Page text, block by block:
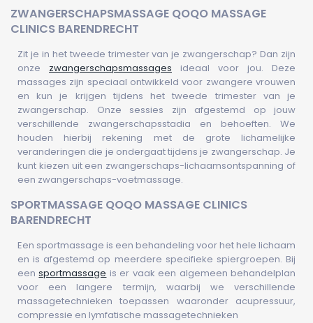
ZWANGERSCHAPSMASSAGE QOQO MASSAGE
CLINICS BARENDRECHT
Zit je in het tweede trimester van je zwangerschap? Dan zijn
onze zwangerschapsmassages ideaal voor jou. Deze
massages zijn speciaal ontwikkeld voor zwangere vrouwen
en kun je krijgen tijdens het tweede trimester van je
zwangerschap. Onze sessies zijn afgestemd op jouw
verschillende zwangerschapsstadia en behoeften. We
houden hierbij rekening met de grote lichamelijke
veranderingen die je ondergaat tijdens je zwangerschap. Je
kunt kiezen uit een zwangerschaps-lichaamsontspanning of
een zwangerschaps-voetmassage.
SPORTMASSAGE QOQO MASSAGE CLINICS
BARENDRECHT
Een sportmassage is een behandeling voor het hele lichaam
en is afgestemd op meerdere specifieke spiergroepen. Bij
eensportmassage is er vaak een algemeen behandelplan
voor een langere termijn, waarbij we verschillende
massagetechnieken toepassen waaronder acupressuur,
compressie en lymfatische massagetechnieken